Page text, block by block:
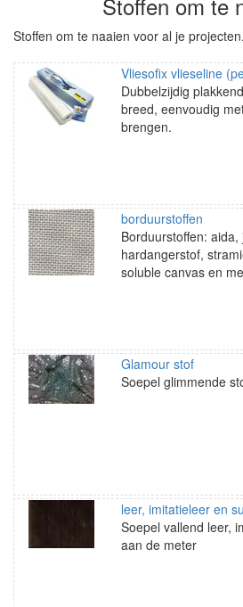
Stoffen om te naaien voor al je projecten.
Vliesofix vlieseline
Dubbelzijdig
breed, eenvoudig
brengen.
borduurstoffen
Borduurstoffen:
hardangerstof,
soluble canvas en
Glamour stof
Soepel glimmende
leer, imitatieleer en
Soepel vallend leer,
aan de meter